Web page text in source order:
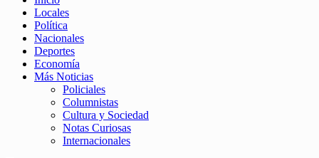
Locales
Política
Nacionales
Deportes
Economía
Más Noticias
Policiales
Columnistas
Cultura y Sociedad
Notas Curiosas
Internacionales